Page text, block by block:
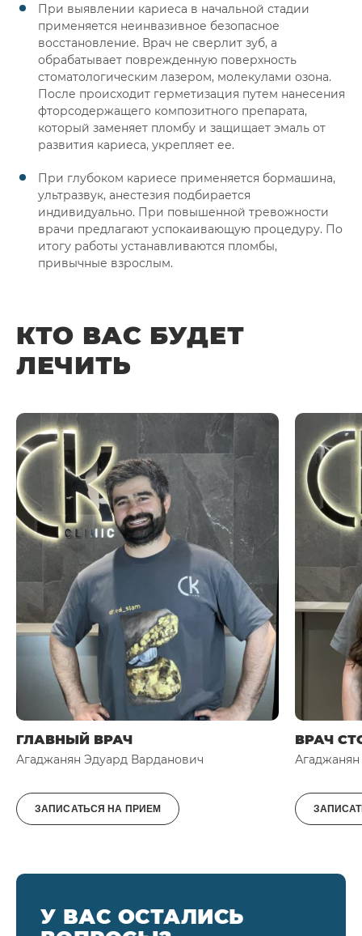
При выявлении кариеса в начальной стадии
применяется неинвазивное безопасное
восстановление. Врач не сверлит зуб, а
обрабатывает поврежденную поверхность
стоматологическим лазером, молекулами озона.
После происходит герметизация путем нанесения
фторсодержащего композитного препарата,
который заменяет пломбу и защищает эмаль от
развития кариеса, укрепляет ее.
При глубоком кариесе применяется бормашина,
ультразвук, анестезия подбирается
индивидуально. При повышенной тревожности
врачи предлагают успокаивающую процедуру. По
итогу работы устанавливаются пломбы,
привычные взрослым.
КТО ВАС БУДЕТ
ЛЕЧИТЬ
ГЛАВНЫЙ ВРАЧ
Агаджанян Эдуард Варданович
ЗАПИСАТЬСЯ НА ПРИЕМ
ВРАЧ
У ВАС ОСТАЛИСЬ